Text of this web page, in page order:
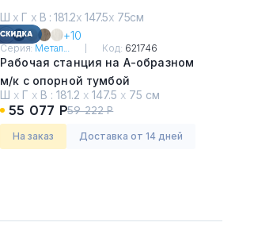
Ш х Г х В : 181.2х 147.5х 75см
+10
Серия: Метал... Код: 621746
Рабочая станция на А-образном
м/к с опорной тумбой
Белый
Ш х Г х В : 181.2 х 147.5 х 75 см
55 077 Р59 222 Р
На заказ Доставка от 14 дней